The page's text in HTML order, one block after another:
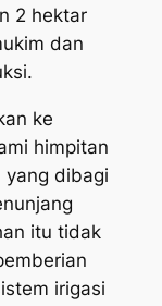
2 hektar
dan
ke
himpitan
yang dibagi
itu tidak
irigasi